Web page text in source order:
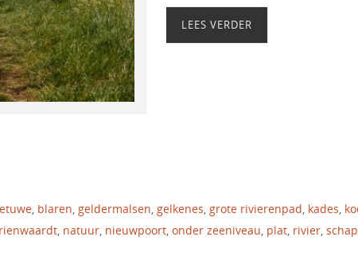
LEES VERDER
, blaren, geldermalsen, gelkenes, grote rivierenpad, kades,
, natuur, nieuwpoort, onder zeeniveau, plat, rivier,